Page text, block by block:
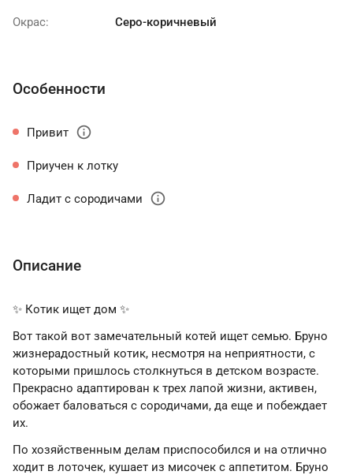
Окрас: Серо-коричневый
Особенности
Привит info
Приучен к лотку
Ладит с сородичами info
Описание
✨ Котик ищет дом ✨
Вот такой вот замечательный котей ищет семью. Бруно
жизнерадостный котик, несмотря на неприятности, с
которыми пришлось столкнуться в детском возрасте.
Прекрасно адаптирован к трех лапой жизни, активен,
обожает баловаться с сородичами, да еще и побеждает
их.
По хозяйственным делам приспособился и на отлично
ходит в лоточек, кушает из мисочек с аппетитом. Бруно